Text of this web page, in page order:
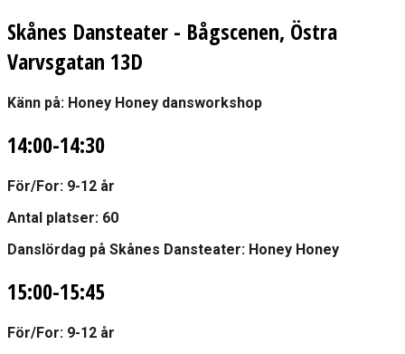
Skånes Dansteater - Bågscenen, Östra
Varvsgatan 13D
Känn på: Honey Honey dansworkshop
14:00-14:30
För/For: 9-12 år
Antal platser: 60
Danslördag på Skånes Dansteater: Honey Honey
15:00-15:45
För/For: 9-12 år